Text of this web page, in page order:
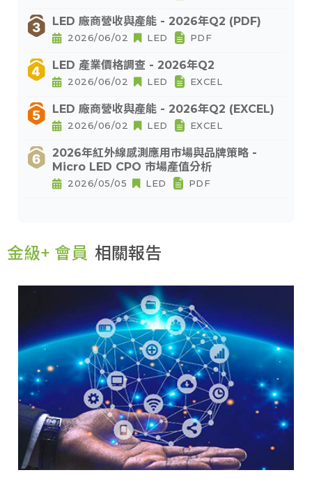
LED 廠商營收與產能 - 2026年Q2 (PDF)
2026/06/02 LED PDF
LED 產業價格調查 - 2026年Q2
2026/06/02 LED EXCEL
LED 廠商營收與產能 - 2026年Q2 (EXCEL)
2026/06/02 LED EXCEL
2026年紅外線感測應用市場與品牌策略 -
Micro LED CPO 市場產值分析
2026/05/05 LED PDF
金級+ 會員 相關報告